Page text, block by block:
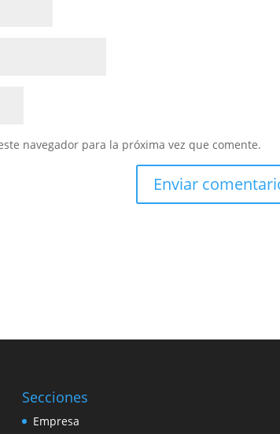
navegador para la próxima vez que comente.
Secciones
Empresa